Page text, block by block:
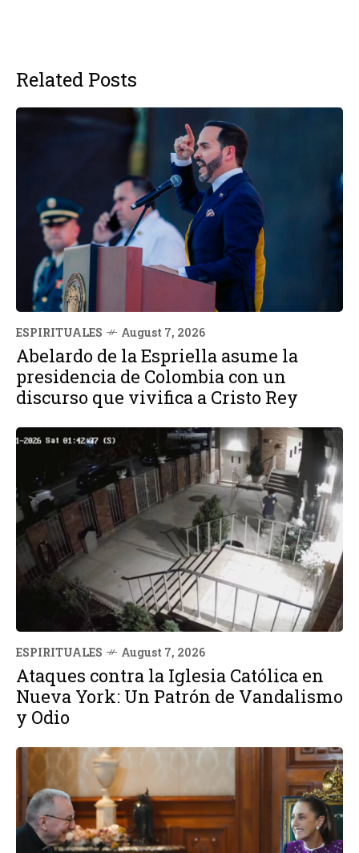
Related Posts
ESPIRITUALES August 7, 2026
Abelardo de la Espriella asume la
presidencia de Colombia con un
discurso que vivifica a Cristo Rey
ESPIRITUALES August 7, 2026
Ataques contra la Iglesia Católica en
Nueva York: Un Patrón de Vandalismo
y Odio